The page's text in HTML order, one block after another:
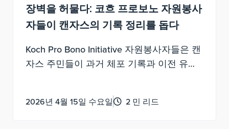
장벽을 허물다: 코흐 프로보노 자원봉사
자들이 캔자스의 기록 정리를 돕다
Koch Pro Bono Initiative 자원봉사자들은 캔
자스 주민들이 과거 체포 기록과 이전 유죄
2026년 4월 15일 수요일 2 민 리드